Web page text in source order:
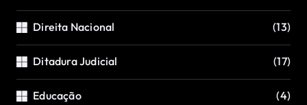
Direita Nacional (13)
Ditadura Judicial (17)
Educação (4)